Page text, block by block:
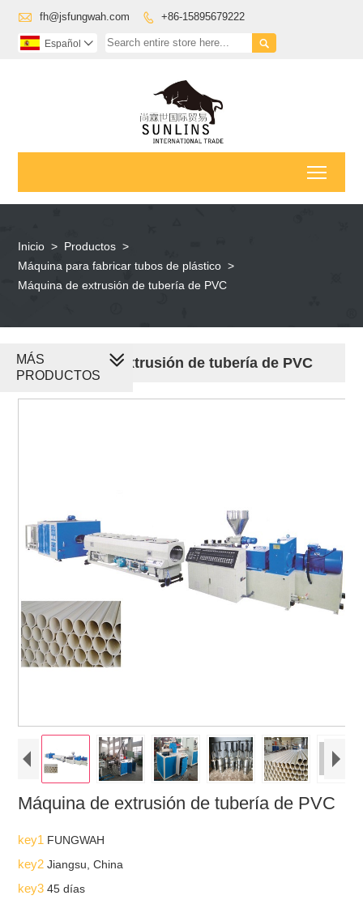
 fh@jsfungwah.com  +86-15895679222

Español 
Inicio > Productos >
Máquina para fabricar tubos de plástico >
Máquina de extrusión de tubería de PVC
Máquina de extrusión de tubería de PVC
Máquina de extrusión de tubería de PVC
key1 FUNGWAH
key2Jiangsu, China
key345 días
MÁS
PRODUCTOS